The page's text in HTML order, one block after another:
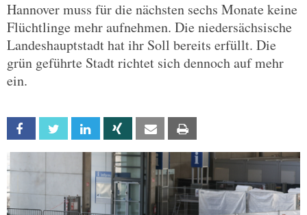
Hannover muss für die nächsten sechs Monate keine
Flüchtlinge mehr aufnehmen. Die niedersächsische
Landeshauptstadt hat ihr Soll bereits erfüllt. Die
grün geführte Stadt richtet sich dennoch auf mehr
ein.
Facebook Twitter Linkedin Xing Email